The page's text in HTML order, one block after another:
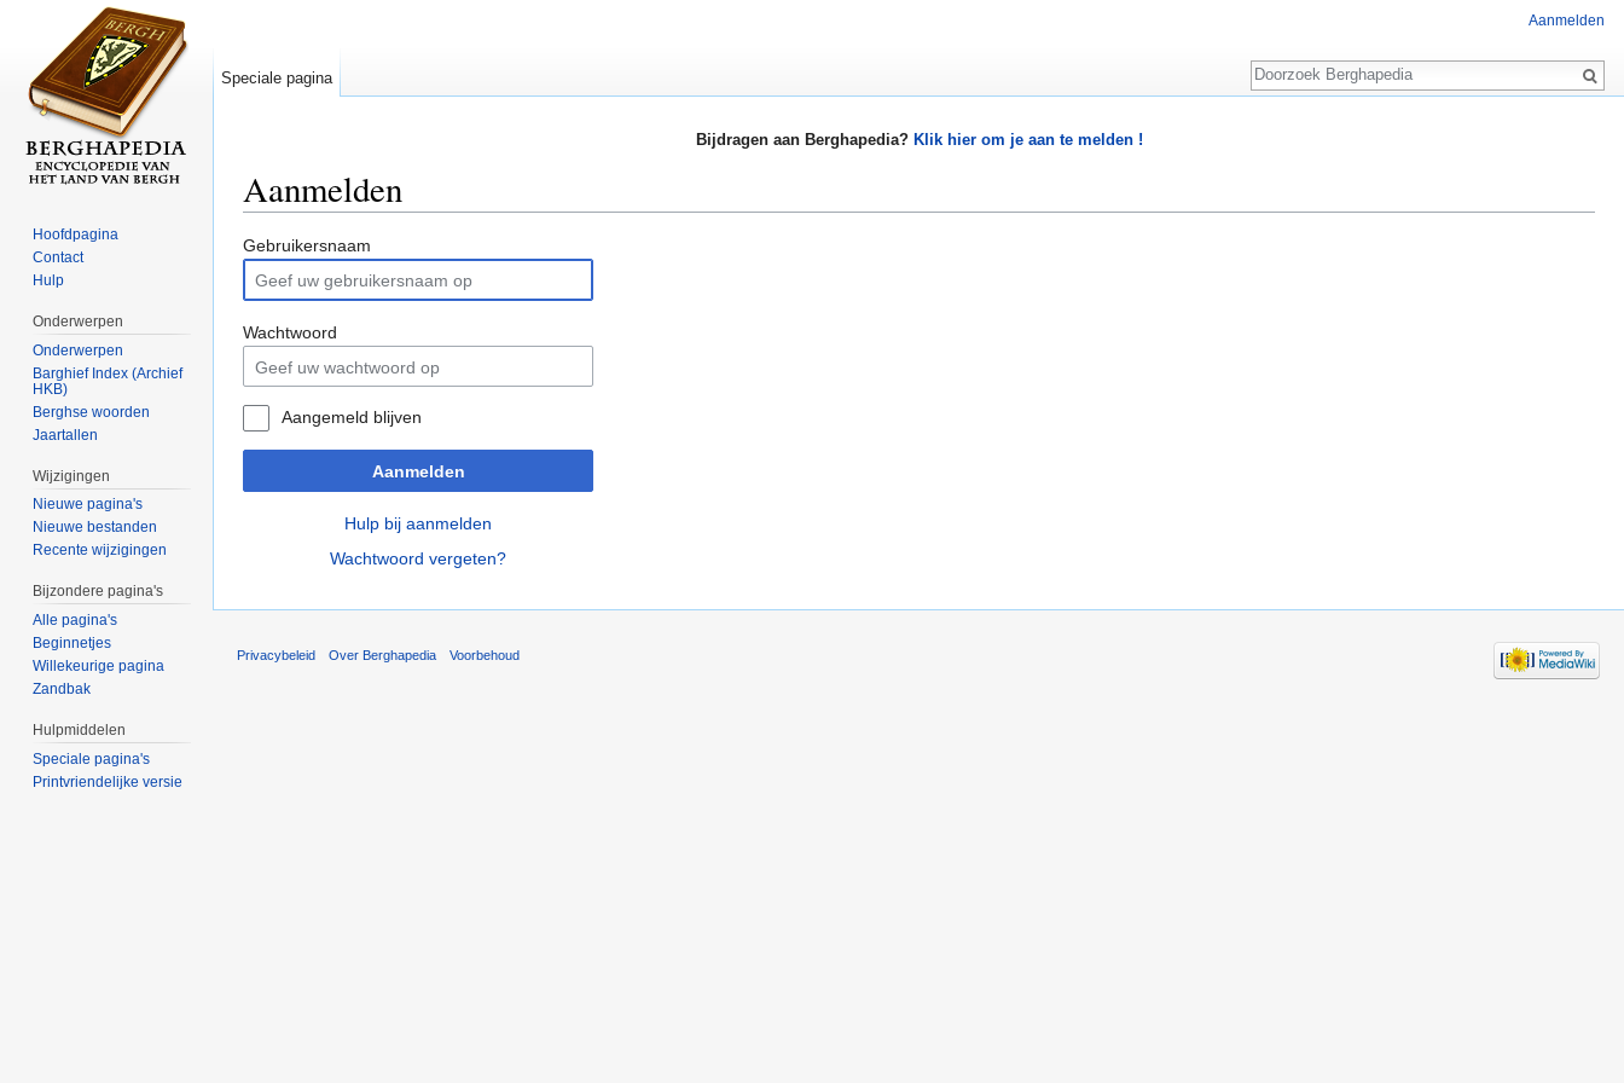
Bijdragen aan Berghapedia? Klik hier om je aan te melden !
Aanmelden
Gebruikersnaam
Wachtwoord
Aangemeld blijven
Aanmelden
Hulp bij aanmelden
Wachtwoord vergeten?
Aanmelden
Speciale pagina
Zoeken
Hoofdpagina
Contact
Hulp
Onderwerpen
Onderwerpen
Barghief Index (Archief
HKB)
Berghse woorden
Jaartallen
Wijzigingen
Nieuwe pagina's
Nieuwe bestanden
Recente wijzigingen
Bijzondere pagina's
Alle pagina's
Beginnetjes
Willekeurige pagina
Zandbak
Hulpmiddelen
Speciale pagina's
Printvriendelijke versie
Privacybeleid Over Berghapedia Voorbehoud